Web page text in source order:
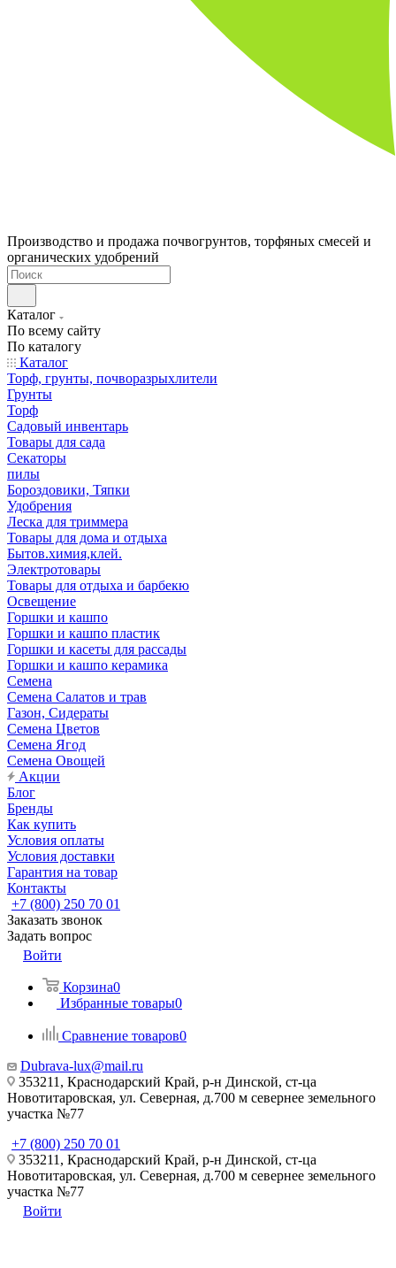
Производство и продажа почвогрунтов, торфяных смесей и
органических удобрений
Каталог
По всему сайту
По каталогу
Каталог
Торф, грунты, почворазрыхлители
Грунты
Торф
Садовый инвентарь
Товары для сада
Секаторы
пилы
Бороздовики, Тяпки
Удобрения
Леска для триммера
Товары для дома и отдыха
Бытов.химия,клей.
Электротовары
Товары для отдыха и барбекю
Освещение
Горшки и кашпо
Горшки и кашпо пластик
Горшки и касеты для рассады
Горшки и кашпо керамика
Семена
Семена Салатов и трав
Газон, Сидераты
Семена Цветов
Семена Ягод
Семена Овощей
Акции
Блог
Бренды
Как купить
Условия оплаты
Условия доставки
Гарантия на товар
Контакты
+7 (800) 250 70 01
Заказать звонок
Задать вопрос
Войти
Корзина0
Избранные товары0
Сравнение товаров0
Dubrava-lux@mail.ru
353211, Краснодарский Край, р-н Динской, ст-ца
Новотитаровская, ул. Северная, д.700 м севернее земельного
участка №77
+7 (800) 250 70 01
353211, Краснодарский Край, р-н Динской, ст-ца
Новотитаровская, ул. Северная, д.700 м севернее земельного
участка №77
Войти